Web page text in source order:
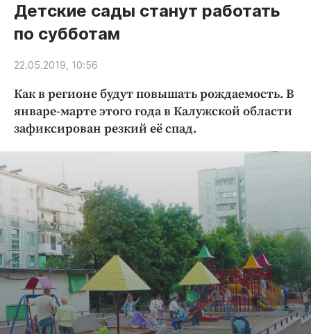
Новости компаний
Статьи
Народные новости
Авто и транспорт
Благоустройство
Криминал
Образование
Общество
Погода
Праздники
Происшествия
Спорт
Экономика и бизнес
Детские сады станут работать
по субботам
22.05.2019, 10:56
Как в регионе будут повышать рождаемость. В
январе-марте этого года в Калужской области
зафиксирован резкий её спад.